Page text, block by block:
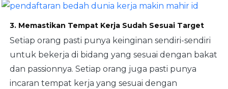
3. Memastikan Tempat Kerja Sudah Sesuai Target
Setiap orang pasti punya keinginan sendiri-sendiri
untuk bekerja di bidang yang sesuai dengan bakat
dan passionnya. Setiap orang juga pasti punya
incaran tempat kerja yang sesuai dengan